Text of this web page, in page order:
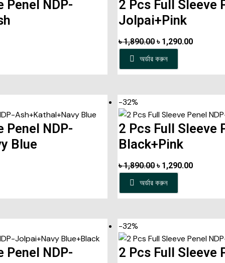
Penel NDP-
2 Pcs Full Sleeve
Jolpai+Pink
৳1,890.00 ৳ 1,290.00
অর্ডার করুন
Penel NDP-
Blue
-32%
2 Pcs Full Sleeve
Black+Pink
৳1,890.00 ৳ 1,290.00
অর্ডার করুন
Penel NDP-
-32%
2 Pcs Full Sleeve